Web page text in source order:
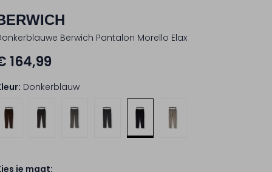
Berwich Pantalon Morello Elax
164,99
Donkerblauw
je maat: